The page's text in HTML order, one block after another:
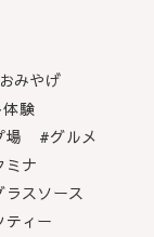
おみやげ
験
場
グルメ
ミナ
ラスソース
ティー